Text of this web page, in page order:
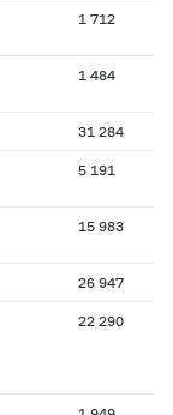
1 712
1 484
31 284
5 191
15 983
26 947
22 290